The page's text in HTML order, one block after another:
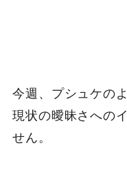
今週、プシュケの
現状の曖昧さへの
せん。